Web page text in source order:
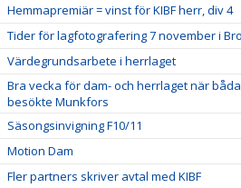
Hemmapremiär = vinst för KIBF herr, div 4
Tider för lagfotografering 7 november i
Värdegrundsarbete i herrlaget
Bra vecka för dam- och herrlaget när
besökte Munkfors
Säsongsinvigning F10/11
Motion Dam
Fler partners skriver avtal med KIBF